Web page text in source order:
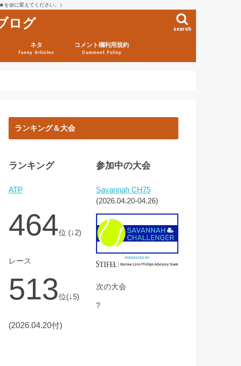
@に変えてください。）
ログ search
ネタ
Funny Articles
コメント欄利用規約
Comment Policy
ランキング＆大会
ランキング
ATP
464位 (↓2)
レース
513位(↓5)
(2026.04.20付)
参加中の大会
Savannah CH75
(2026.04.20-04.26)
次の大会
?